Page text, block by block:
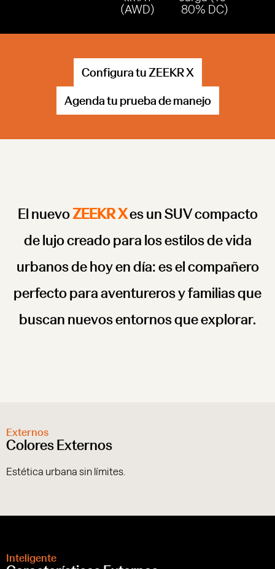
(AWD)
80% DC)
Configura tu ZEEKR X
Agenda tu prueba de manejo
El nuevoZEEKR Xes un SUV compacto
de lujo creado para los estilos de vida
urbanos de hoy en día: es el compañero
perfecto para aventureros y familias que
buscan nuevos entornos que explorar.
Externos
Colores Externos
Estética urbana sin límites.
Inteligente